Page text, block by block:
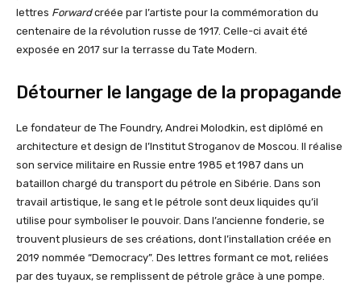
lettres Forwardcréée par l’artiste pour la commémoration du
centenaire de la révolution russe de 1917. Celle-ci avait été
exposée en 2017 sur la terrasse du Tate Modern.
Détourner le langage de la propagande
Le fondateur de The Foundry, Andrei Molodkin, est diplômé en
architecture et design de l’Institut Stroganov de Moscou. Il réalise
son service militaire en Russie entre 1985 et 1987 dans un
bataillon chargé du transport du pétrole en Sibérie. Dans son
travail artistique, le sang et le pétrole sont deux liquides qu’il
utilise pour symboliser le pouvoir. Dans l’ancienne fonderie, se
trouvent plusieurs de ses créations, dont l’installation créée en
2019 nommée “Democracy”. Des lettres formant ce mot, reliées
par des tuyaux, se remplissent de pétrole grâce à une pompe.